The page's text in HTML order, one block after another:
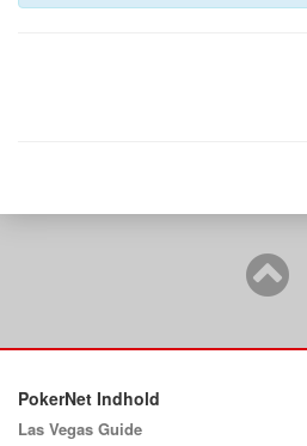
PokerNet Indhold
Las Vegas Guide